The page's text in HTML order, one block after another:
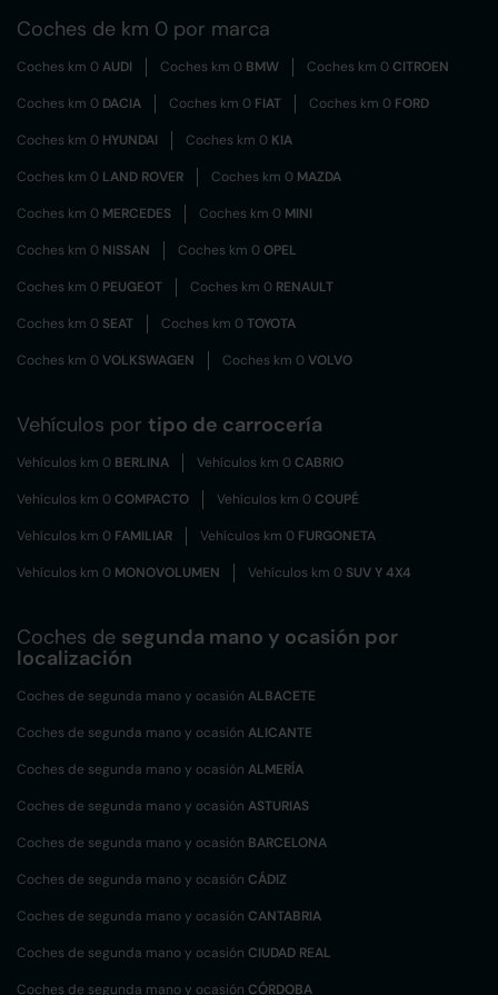
Coches de km 0 por marca
Coches km 0AUDI Coches km 0 BMW Coches km 0CITROEN
Coches km 0 DACIA Coches km 0 FIAT Coches km 0 FORD
Coches km 0 HYUNDAI Coches km 0 KIA
Coches km 0 LAND ROVER Coches km 0 MAZDA
Coches km 0 MERCEDES Coches km 0 MINI
Coches km 0 NISSAN Coches km 0OPEL
Coches km 0 PEUGEOT Coches km 0 RENAULT
Coches km 0 SEAT Coches km 0TOYOTA
Coches km 0VOLKSWAGEN Coches km 0VOLVO
Vehículos por tipo de carrocería
Vehículos km 0 BERLINA Vehículos km 0CABRIO
Vehículos km 0COMPACTO Vehículos km 0COUPÉ
Vehículos km 0 FAMILIAR Vehículos km 0 FURGONETA
Vehículos km 0 MONOVOLUMEN Vehículos km 0 SUV Y 4X4
Coches de segunda mano y ocasión por
localización
Coches de segunda mano y ocasión ALBACETE
Coches de segunda mano y ocasión ALICANTE
Coches de segunda mano y ocasión ALMERÍA
Coches de segunda mano y ocasión ASTURIAS
Coches de segunda mano y ocasión BARCELONA
Coches de segunda mano y ocasión CÁDIZ
Coches de segunda mano y ocasión CANTABRIA
Coches de segunda mano y ocasión CIUDAD REAL
Coches de segunda mano y ocasión CÓRDOBA